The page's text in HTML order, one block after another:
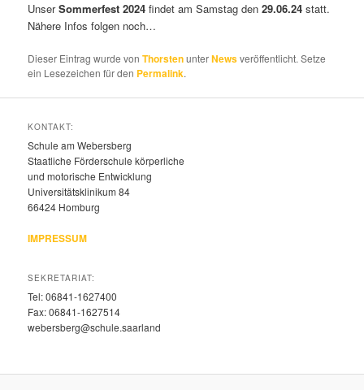
UnserSommerfest 2024 findet am Samstag den29.06.24 statt.
Nähere Infos folgen noch…
Dieser Eintrag wurde vonThorstenunterNewsveröffentlicht. Setze
ein Lesezeichen für den Permalink.
KONTAKT:
Schule am Webersberg
Staatliche Förderschule körperliche
und motorische Entwicklung
Universitätsklinikum 84
66424 Homburg
IMPRESSUM
SEKRETARIAT:
Tel: 06841-1627400
Fax: 06841-1627514
webersberg@schule.saarland